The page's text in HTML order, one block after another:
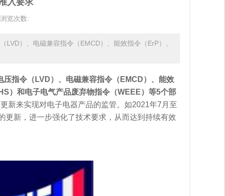
入要求
浏览次数:
）、电磁兼容指令（EMCD）、能效指令（ErP）、
压指令（LVD）、电磁兼容指令（EMCD）、能效
）和电子电气产品废弃物指令（WEEE）等5个部
新来实现对电子电器产品的监管。如2021年7月至
更新，进一步强化了技术要求，从而达到持续有效